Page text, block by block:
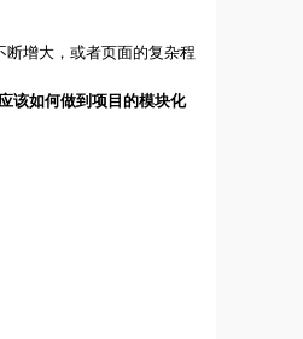
增大，或者页面的复杂程
该如何做到项目的模块化